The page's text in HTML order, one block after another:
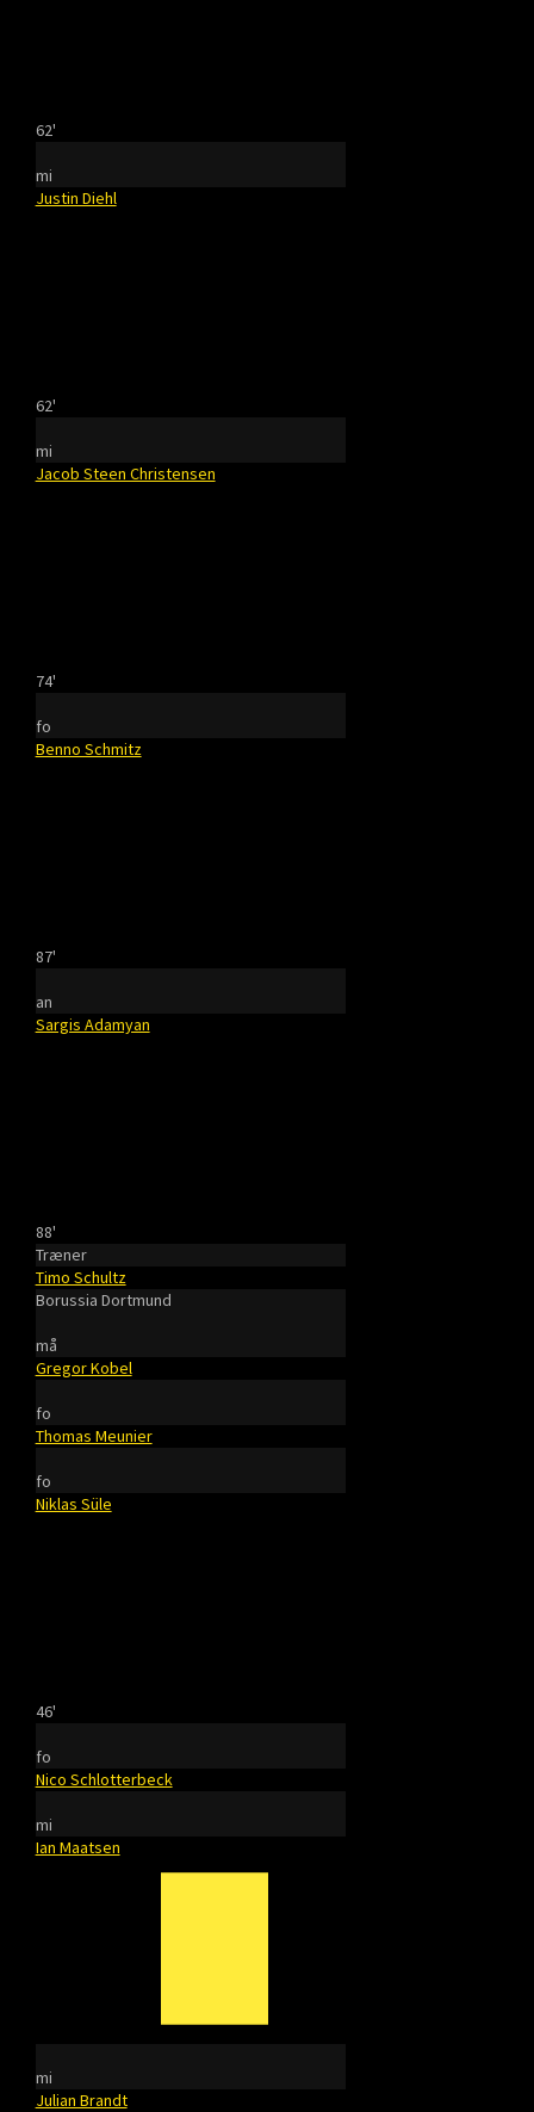
62'
mi
Justin Diehl
62'
mi
Jacob Steen Christensen
74'
fo
Benno Schmitz
87'
an
Sargis Adamyan
88'
Træner
Timo Schultz
Borussia Dortmund
må
Gregor Kobel
fo
Thomas Meunier
fo
Niklas Süle
46'
fo
Nico Schlotterbeck
mi
Ian Maatsen
mi
Julian Brandt